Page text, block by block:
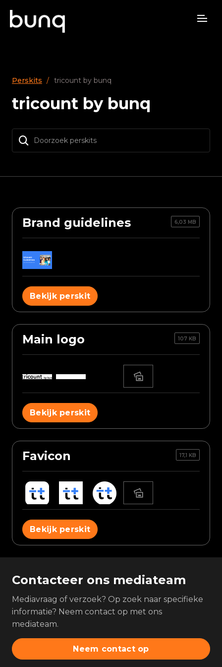
Perskits tricount by bunq
tricount by bunq
Brand guidelines 6,03 MB
Bekijk perskit
Main logo 107 KB
Bekijk perskit
Favicon 17,1 KB
Bekijk perskit
Contacteer ons mediateam
Mediavraag of verzoek? Op zoek naar specifieke
informatie? Neem contact op met ons
mediateam.
Neem contact op